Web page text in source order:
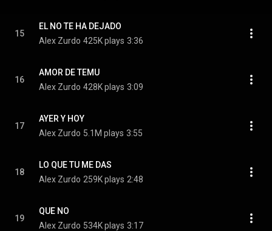
15
EL NO TE HA DEJADO
Alex Zurdo 425K plays 3:36
16
AMOR DE TEMU
Alex Zurdo 428K plays 3:09
17
AYER Y HOY
Alex Zurdo 5.1M plays 3:55
18
LO QUE TU ME DAS
Alex Zurdo 259K plays 2:48
19
QUE NO
Alex Zurdo 534K plays 3:17